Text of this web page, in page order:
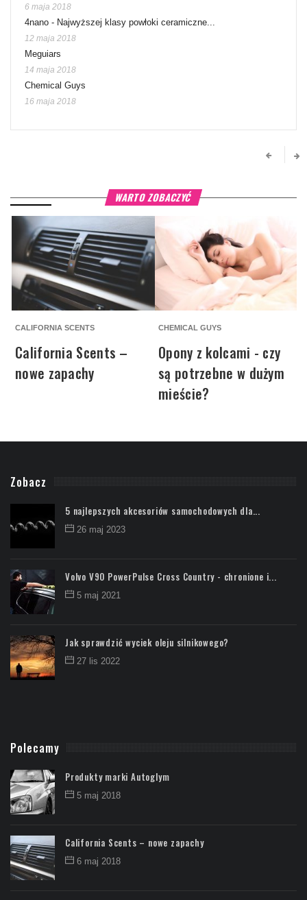
6 maja 2018
4nano - Najwyższej klasy powłoki ceramiczne...
12 maja 2018
Meguiars
14 maja 2018
Chemical Guys
16 maja 2018
WARTO ZOBACZYĆ
CALIFORNIA SCENTS
California Scents –
nowe zapachy
CHEMICAL GUYS
Opony z kolcami - czy
są potrzebne w dużym
mieście?
Zobacz
5 najlepszych akcesoriów samochodowych dla...
26 maj 2023
Volvo V90 PowerPulse Cross Country - chronione i...
5 maj 2021
Jak sprawdzić wyciek oleju silnikowego?
27 lis 2022
Polecamy
Produkty marki Autoglym
5 maj 2018
California Scents – nowe zapachy
6 maj 2018